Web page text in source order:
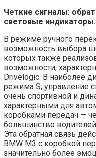
Четкие сигналы:
световые индикаторы.
В режиме ручного
возможность выбора
которых также
возможности,
Drivelogic. В наиболее
режима S, управление
очень спортивной и
характерными для
коробками передач —
большинство
Эта обратная связь
BMW M3 с коробкой
значительно более